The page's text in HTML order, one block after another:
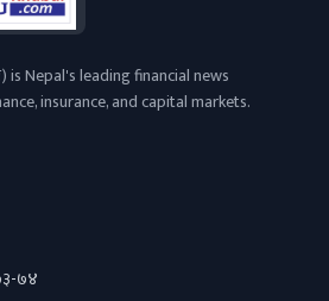
Nepal's leading financial news
insurance, and capital markets.
७४